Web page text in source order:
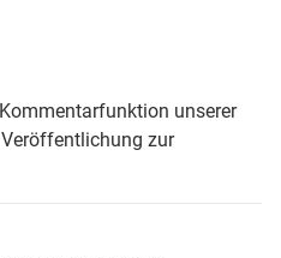
unserer
zur